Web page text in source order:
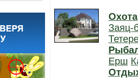
Охота
Заяц-
Ерш